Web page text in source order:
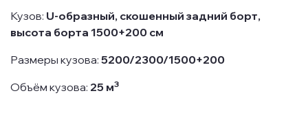
Кузов: U-образный, скошенный задний борт,
высота борта 1500+200 см
Размеры кузова: 5200/2300/1500+200
Объём кузова: 25 м3